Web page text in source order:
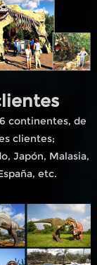
continentes, de
clientes;
Japón, Malasia,
etc.